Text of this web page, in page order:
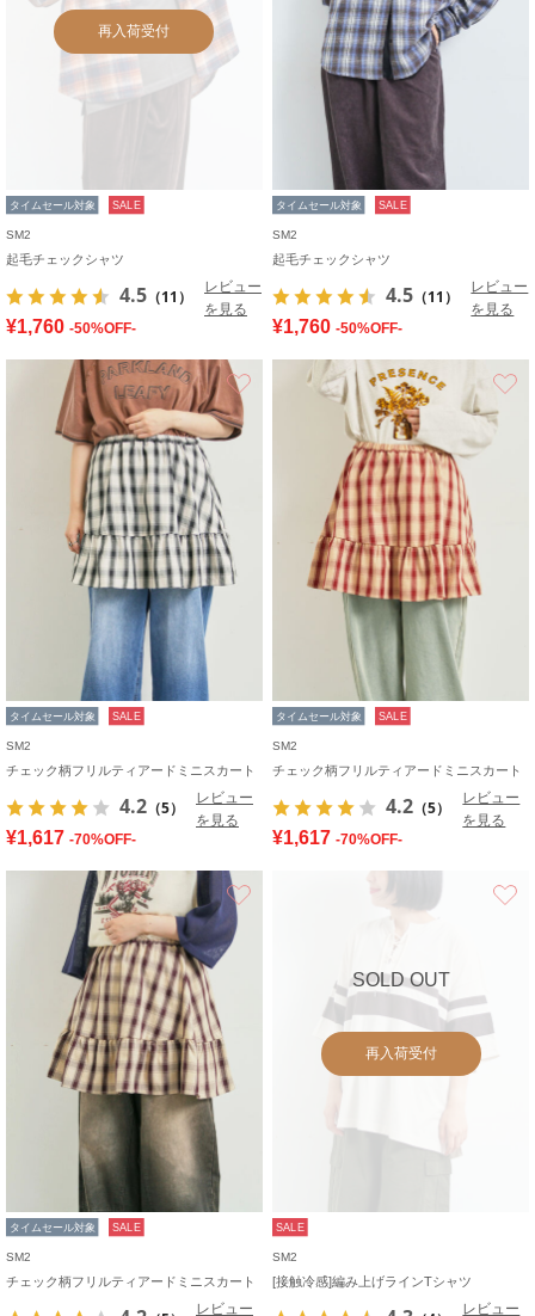
再入荷受付
タイムセール対象 SALE
SM2
起毛チェックシャツ
4.5 （11）
レビュー
を見る
¥1,760 -50%OFF-
タイムセール対象 SALE
SM2
起毛チェックシャツ
4.5 （11）
レビュー
を見る
¥1,760 -50%OFF-
お気に入り
タイムセール対象 SALE
SM2
チェック柄フリルティアードミニスカート
4.2 （5）
レビュー
を見る
¥1,617 -70%OFF-
タイムセール対象 SALE
SM2
チェック柄フリルティアードミニスカート
4.2 （5）
レビュー
を見る
¥1,617 -70%OFF-
タイムセール対象 SALE
SM2
チェック柄フリルティアードミニスカート
レビュー
SOLD OUT
再入荷受付
SALE
SM2
[接触冷感]編み上げラインTシャツ
レビュー